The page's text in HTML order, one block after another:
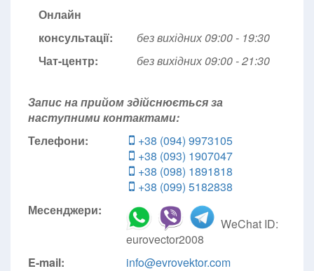
Онлайн
консультації:
без вихідних 09:00 - 19:30
Чат-центр:
без вихідних 09:00 - 21:30
Запис на прийом здійснюється за
наступними контактами:
Телефони:
+38 (094) 9973105
+38 (093) 1907047
+38 (098) 1891818
+38 (099) 5182838
Месенджери:
WeChat ID:
eurovector2008
E-mail:
info@evrovektor.com